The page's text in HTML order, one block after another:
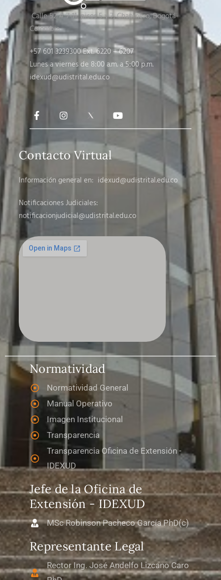
Calle 52 # 7-11, pisos 5 y 7, Chapinero, Bogotá-
Colombia
+57 601 3239300 Ext. 6220 – 6207
Lunes a viernes de 8:00 a.m. a 5:00 p.m.
idexud@udistrital.edu.co
Contacto Virtual
Información general en: idexud@udistrital.edu.co
Notificaciones Judiciales:
notificacionjudicial@udistrital.edu.co
Normatividad
Normatividad General
Manual Operativo
Imagen Institucional
Transparencia
Transparencia Oficina de Extensión -
IDEXUD
Jefe de la Oficina de
Extensión - IDEXUD
MSc Robinson Pacheco García PhD(c)
Representante Legal
Rector Ing. José Andelfo Lizcano Caro